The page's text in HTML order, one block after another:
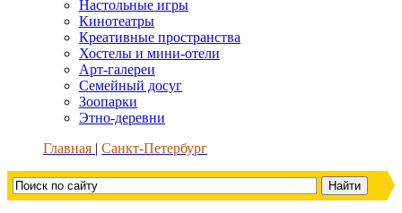
Настольные игры
Кинотеатры
Креативные пространства
Хостелы и мини-отели
Арт-галереи
Семейный досуг
Зоопарки
Этно-деревни
Главная
Санкт-Петербург